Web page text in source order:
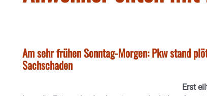
Am sehr frühen Sonntag-Morgen: Pkw stand
Sachschaden
Erst